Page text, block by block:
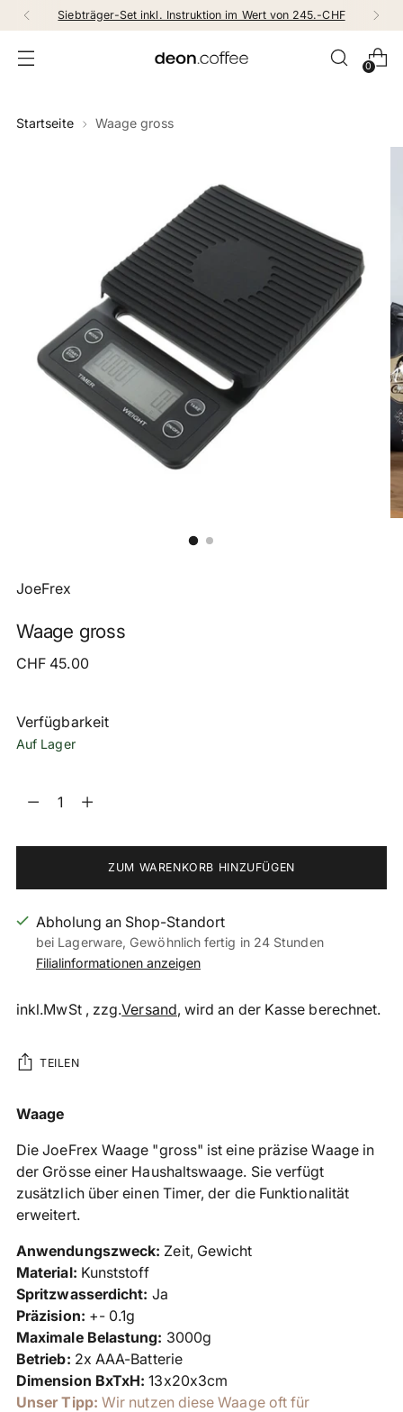
Siebträger-Set inkl. Instruktion im Wert von 245.-CHF
0
Startseite Waage gross
JoeFrex
Waage gross
Regulärer
CHF 45.00
Verfügbarkeit
Auf Lager
Menge
ZUM WARENKORB HINZUFÜGEN
Abholung an Shop-Standort
bei Lagerware, Gewöhnlich fertig in 24 Stunden
Filialinformationen anzeigen
inkl.MwSt , zzg.Versand, wird an der Kasse berechnet.
TEILEN
Produkt
den
Warenkorb
legen
Waage
Die JoeFrex Waage "gross" ist eine präzise Waage in
der Grösse einer Haushaltswaage. Sie verfügt
zusätzlich über einen Timer, der die Funktionalität
erweitert.
Anwendungszweck: Zeit, Gewicht
Material: Kunststoff
Spritzwasserdicht: Ja
Präzision: +- 0.1g
Maximale Belastung: 3000g
Betrieb: 2x AAA-Batterie
Dimension BxTxH: 13x20x3cm
Unser Tipp: Wir nutzen diese Waage oft für